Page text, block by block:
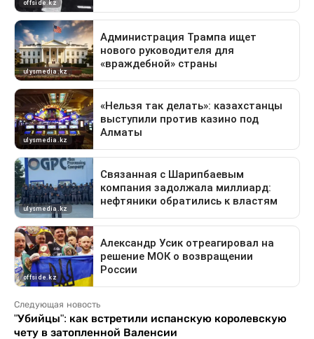
Следующая новость
"Убийцы": как встретили испанскую королевскую
чету в затопленной Валенсии